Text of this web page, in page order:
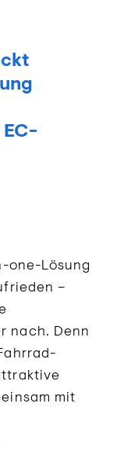
one-Lösung
–
nach. Denn
mit